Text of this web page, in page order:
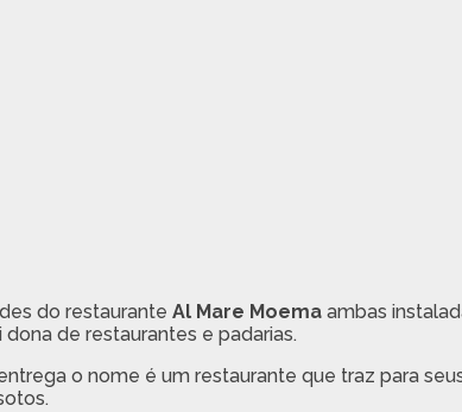
do restaurante Al Mare Moemaambas
dona de restaurantes e padarias.
o nome é um restaurante que traz para